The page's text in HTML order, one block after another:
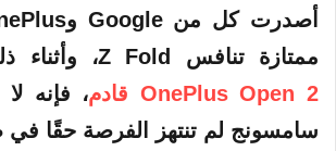
ممتازة تنافس Z Fold، وأثناء ذلك
OnePlus Open 2 قادم
، فإنه
سامسونج لم تنتهز الفرصة حقًا